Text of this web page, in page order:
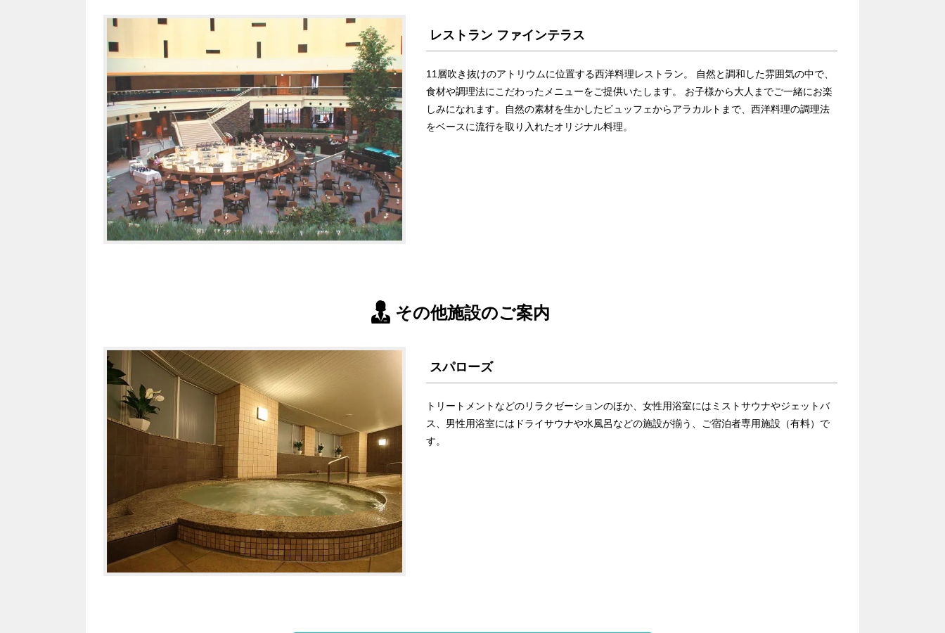
レストラン ファインテラス
11層吹き抜けのアトリウムに位置する西洋料理レストラン。 自然と調和した雰囲気の中で、
食材や調理法にこだわったメニューをご提供いたします。 お子様から大人までご一緒にお楽
しみになれます。自然の素材を生かしたビュッフェからアラカルトまで、西洋料理の調理法
をベースに流行を取り入れたオリジナル料理。
その他施設のご案内
スパローズ
トリートメントなどのリラクゼーションのほか、女性用浴室にはミストサウナやジェットバ
ス、男性用浴室にはドライサウナや水風呂などの施設が揃う、ご宿泊者専用施設（有料）で
す。